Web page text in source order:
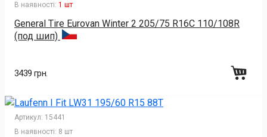
В наявності: 1 шт
General Tire Eurovan Winter 2 205/75 R16C 110/108R
(под шип)
3439 грн.
Артикул: 15441
В наявності: 8 шт